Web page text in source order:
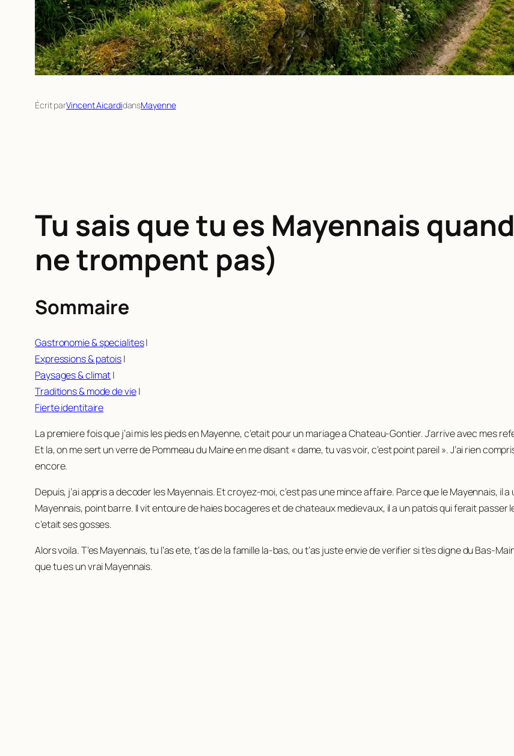
Écrit parVincent AicardidansMayenne
Tu sais que tu es Mayennais
ne trompent pas)
Sommaire
Gastronomie & specialites|
Expressions & patois|
Paysages & climat|
Traditions & mode de vie|
Fierte identitaire
La premiere fois que j’ai mis les pieds en Mayenne, c’etait pour un mariage a Chateau-Gontier. J’arrive avec mes
Et la, on me sert un verre de Pommeau du Maine en me disant « dame, tu vas voir, c’est point pareil ». J’ai rien
encore.
Depuis, j’ai appris a decoder les Mayennais. Et croyez-moi, c’est pas une mince affaire. Parce que le Mayennais, il
Mayennais, point barre. Il vit entoure de haies bocageres et de chateaux medievaux, il a un patois qui ferait
c’etait ses gosses.
Alors voila. T’es Mayennais, tu l’as ete, t’as de la famille la-bas, ou t’as juste envie de verifier si t’es digne du Bas-
que tu es un vrai Mayennais.